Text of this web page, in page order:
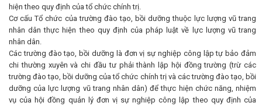
hiện theo quy định của tổ chức chính trị.
Cơ cấu Tổ chức của trường đào tạo, bồi dưỡng thuộc lực lượng vũ trang
nhân dân thực hiện theo quy định của pháp luật về lực lượng vũ trang
nhân dân.
Các trường đào tạo, bồi dưỡng là đơn vị sự nghiệp công lập tự bảo đảm
chi thường xuyên và chi đầu tư phải thành lập hội đồng trường (trừ các
trường đào tạo, bồi dưỡng của tổ chức chính trị và các trường đào tạo, bồi
dưỡng của lực lượng vũ trang nhân dân) để thực hiện chức năng, nhiệm
vụ của hội đồng quản lý đơn vị sự nghiệp công lập theo quy định của